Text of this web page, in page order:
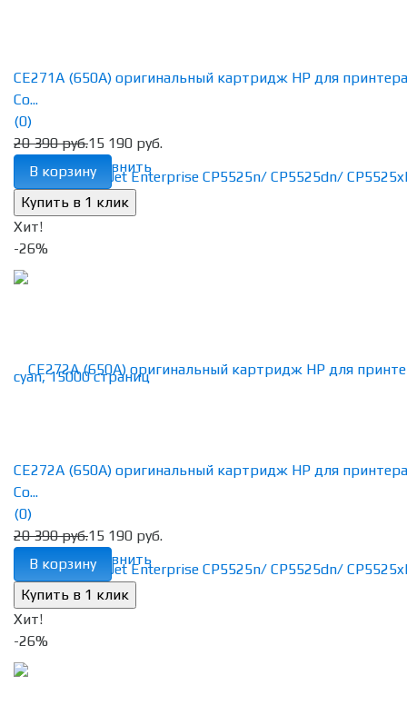
избранное сравнить
CE271A (650A) оригинальный картридж HP для
Co...
(0)
20 390 руб.15 190 руб.
В корзину
Хит!
-26%
избранное сравнить
CE272A (650A) оригинальный картридж HP для
Co...
(0)
20 390 руб.15 190 руб.
В корзину
Хит!
-26%